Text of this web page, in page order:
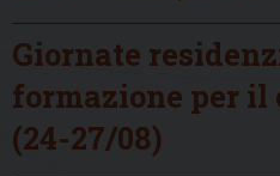
Giornate
formazione per il
(24-27/08)